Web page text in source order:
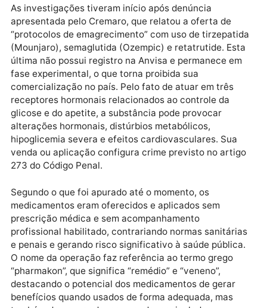
estabelecimentos e em residências vinculadas aos
investigados. No decorrer da operação, foram
recolhidos medicamentos controlados, substâncias
manipuladas, materiais de divulgação, prontuários,
aparelhos eletrônicos e diversos documentos.
As investigações tiveram início após denúncia
apresentada pelo Cremaro, que relatou a oferta de
“protocolos de emagrecimento” com uso de
(Mounjaro), semaglutida (Ozempic) e retatrutide.
última não possui registro na Anvisa e permanece
fase experimental, o que torna proibida sua
receptores hormonais relacionados ao controle da
glicose e do apetite, a substância pode provocar
alterações hormonais, distúrbios metabólicos,
hipoglicemia severa e efeitos cardiovasculares. Sua
venda ou aplicação configura crime previsto no
273 do Código Penal.
Segundo o que foi apurado até o momento, os